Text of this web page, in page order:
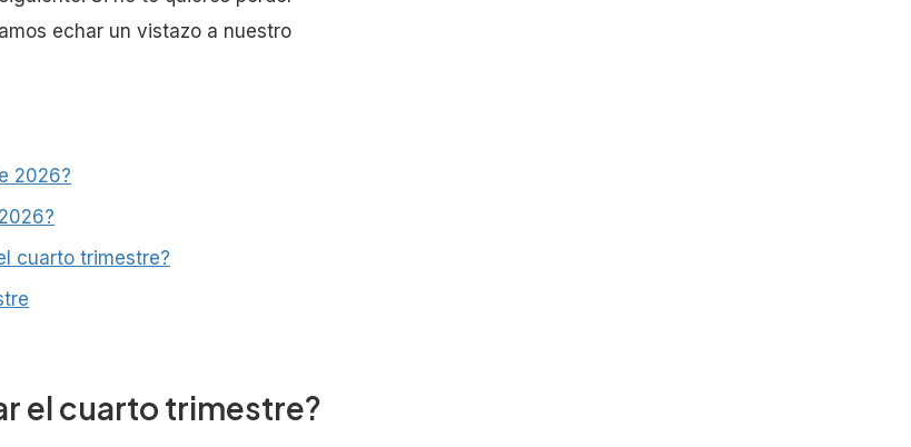
echar un vistazo a nuestro
2026?
cuarto trimestre?
el cuarto trimestre?